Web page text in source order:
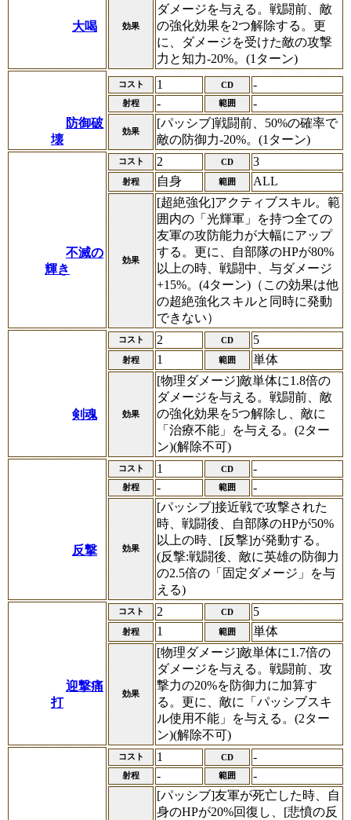
大喝 効果
ダメージを与える。戦闘前、敵
の強化効果を2つ解除する。更
に、ダメージを受けた敵の攻撃
力と知力-20%。(1ターン)
防御破
壊
コスト 1 CD -
射程 - 範囲 -
効果
[パッシブ]戦闘前、50%の確率で
敵の防御力-20%。(1ターン)
不滅の
輝き
コスト 2 CD 3
射程 自身 範囲 ALL
効果
[超絶強化]アクティブスキル。範
囲内の「光輝軍」を持つ全ての
友軍の攻防能力が大幅にアップ
する。更に、自部隊のHPが80%
以上の時、戦闘中、与ダメージ
+15%。(4ターン)（この効果は他
の超絶強化スキルと同時に発動
できない）
剣魂
コスト 2 CD 5
射程 1 範囲 単体
効果
[物理ダメージ]敵単体に1.8倍の
ダメージを与える。戦闘前、敵
の強化効果を5つ解除し、敵に
「治療不能」を与える。(2ター
ン)(解除不可)
反撃
コスト 1 CD -
射程 - 範囲 -
効果
[パッシブ]接近戦で攻撃された
時、戦闘後、自部隊のHPが50%
以上の時、[反撃]が発動する。
(反撃:戦闘後、敵に英雄の防御力
の2.5倍の「固定ダメージ」を与
える)
迎撃痛
打
コスト 2 CD 5
射程 1 範囲 単体
効果
[物理ダメージ]敵単体に1.7倍の
ダメージを与える。戦闘前、攻
撃力の20%を防御力に加算す
る。更に、敵に「パッシブスキ
ル使用不能」を与える。(2ター
ン)(解除不可)
コスト 1 CD -
射程 - 範囲 -
[パッシブ]友軍が死亡した時、自
身のHPが20%回復し、[悲憤の反